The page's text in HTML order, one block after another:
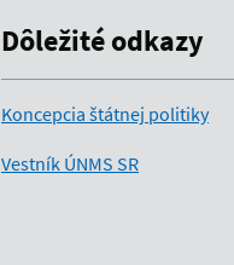
Dôležité odkazy
Koncepcia štátnej politiky
Vestník ÚNMS SR